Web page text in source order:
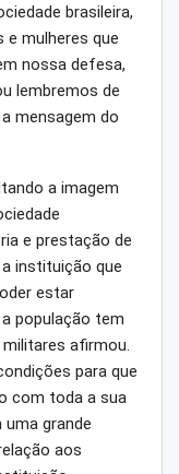
brasileira,
e mulheres que
nossa defesa,
lembremos de
mensagem do
a imagem
e prestação de
instituição que
estar
população tem
afirmou.
para que
com toda a sua
grande
aos